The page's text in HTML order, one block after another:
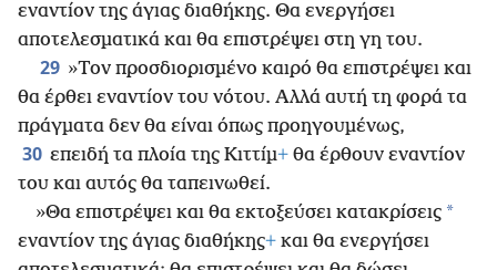
εναντίον της άγιας διαθήκης. Θα ενεργήσει
αποτελεσματικά και θα επιστρέψει στη γη του.
29 »Τον προσδιορισμένο καιρό θα επιστρέψει και
θα έρθει εναντίον του νότου. Αλλά αυτή τη φορά τα
πράγματα δεν θα είναι όπως προηγουμένως,
30 επειδή τα πλοία της Κιττίμ+ θα έρθουν εναντίον
του και αυτός θα ταπεινωθεί.
»Θα επιστρέψει και θα εκτοξεύσει κατακρίσεις *
εναντίον της άγιας διαθήκης+ και θα ενεργήσει